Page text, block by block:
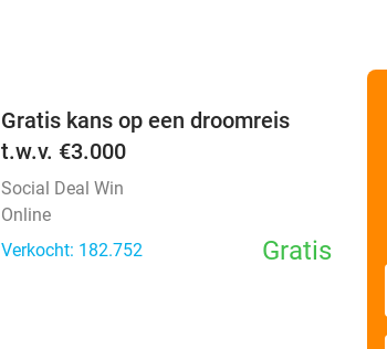
Gratis kans op een droomreis
t.w.v. €3.000
Social Deal Win
Online
Verkocht: 182.752
Gratis